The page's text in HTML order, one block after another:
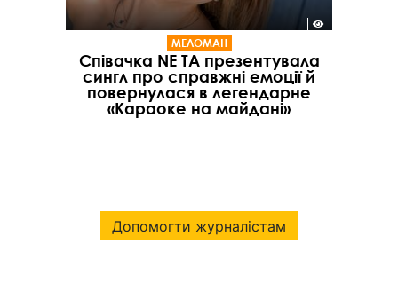
МЕЛОМАН
Співачка NE TA презентувала
сингл про справжні емоції й
повернулася в легендарне
«Караоке на майдані»
Допомогти журналістам